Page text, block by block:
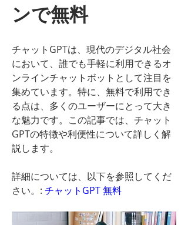
ンで無料
チャットGPTは、現代のデジタル社会
において、誰でも手軽に利用できるオ
ンラインチャットボットとして注目を
集めています。特に、無料で利用でき
る点は、多くのユーザーにとって大き
な魅力です。この記事では、チャット
GPTの特徴や利便性について詳しく解
説します。
詳細については、以下を参照してくだ
さい。: チャットGPT 無料